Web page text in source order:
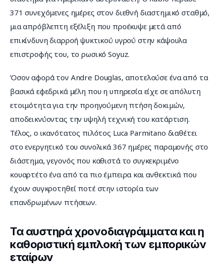
371 συνεχόμενες ημέρες στον διεθνή διαστημικό σταθμό,
μια απρόβλεπτη εξέλιξη που προέκυψε μετά από
επικίνδυνη διαρροή ψυκτικού υγρού στην κάψουλα
επιστροφής του, το ρωσικό Soyuz.
Όσον αφορά τον Andre Douglas, αποτελούσε ένα από τα
βασικά εφεδρικά μέλη που η υπηρεσία είχε σε απόλυτη
ετοιμότητα για την προηγούμενη πτήση δοκιμών,
αποδεικνύοντας την υψηλή τεχνική του κατάρτιση.
Τέλος, ο ικανότατος πιλότος Luca Parmitano διαθέτει
στο ενεργητικό του συνολικά 367 ημέρες παραμονής στο
διάστημα, γεγονός που καθιστά το συγκεκριμένο
κουαρτέτο ένα από τα πιο έμπειρα και ανθεκτικά που
έχουν συγκροτηθεί ποτέ στην ιστορία των
επανδρωμένων πτήσεων.
Τα αυστηρά χρονοδιαγράμματα και η
καθοριστική εμπλοκή των εμπορικών
εταίρων